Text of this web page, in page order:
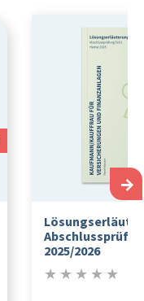
2025/2026
★ ★ ★ ★ ★
→